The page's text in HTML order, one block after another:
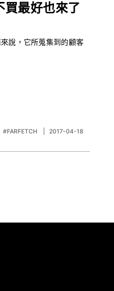
最好也來了
說，它所蒐集到的顧客
#FARFETCH 2017-04-18